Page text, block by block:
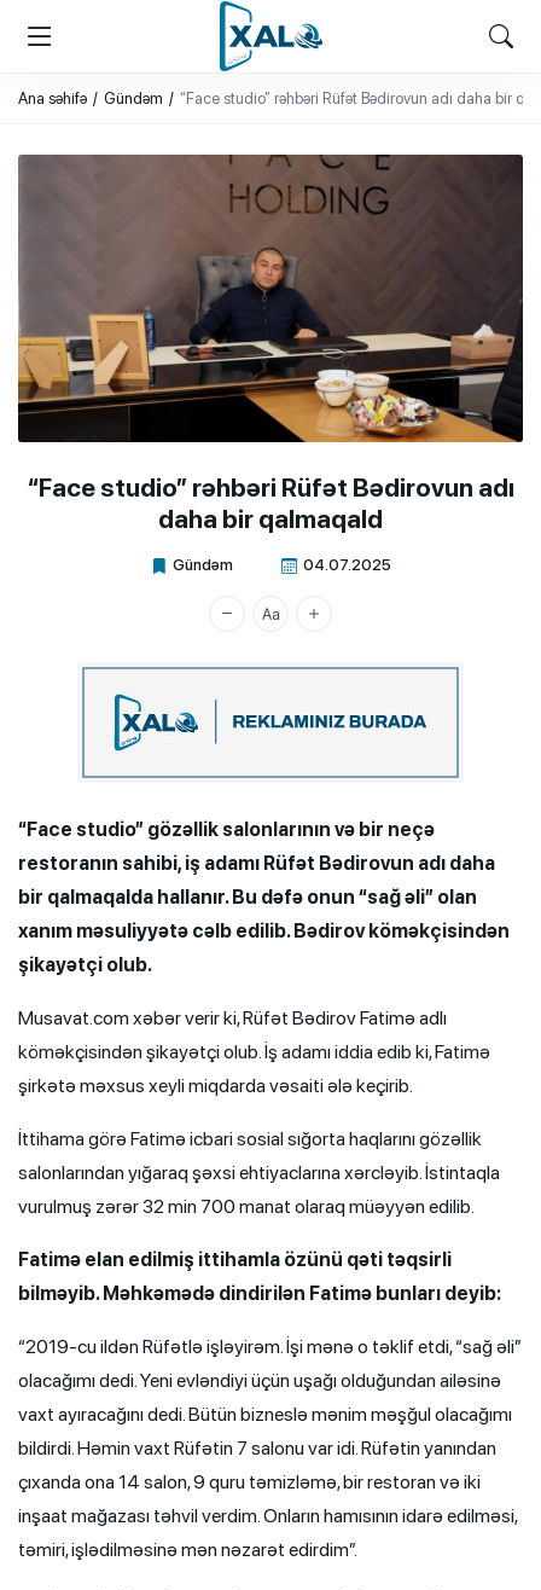
XALQ.ONLINE
ONLAYN PLATFORMA
Ana səhifə Gündəm “Face studio” rəhbəri Rüfət Bədirovun adı daha bir
“Face studio” rəhbəri Rüfət Bədirovun adı
daha bir qalmaqald
Gündəm 04.07.2025
Xalq.Online
“Face studio” gözəllik salonlarının və bir neçə
restoranın sahibi, iş adamı Rüfət Bədirovun adı daha
bir qalmaqalda hallanır. Bu dəfə onun “sağ əli” olan
xanım məsuliyyətə cəlb edilib. Bədirov köməkçisindən
şikayətçi olub.
Musavat.com xəbər verir ki, Rüfət Bədirov Fatimə adlı
köməkçisindən şikayətçi olub. İş adamı iddia edib ki, Fatimə
şirkətə məxsus xeyli miqdarda vəsaiti ələ keçirib.
İttihama görə Fatimə icbari sosial sığorta haqlarını gözəllik
salonlarından yığaraq şəxsi ehtiyaclarına xərcləyib. İstintaqla
vurulmuş zərər 32 min 700 manat olaraq müəyyən edilib.
Fatimə elan edilmiş ittihamla özünü qəti təqsirli
bilməyib. Məhkəmədə dindirilən Fatimə bunları deyib:
“2019-cu ildən Rüfətlə işləyirəm. İşi mənə o təklif etdi, “sağ əli”
olacağımı dedi. Yeni evləndiyi üçün uşağı olduğundan ailəsinə
vaxt ayıracağını dedi. Bütün bizneslə mənim məşğul olacağımı
bildirdi. Həmin vaxt Rüfətin 7 salonu var idi. Rüfətin yanından
çıxanda ona 14 salon, 9 quru təmizləmə, bir restoran və iki
inşaat mağazası təhvil verdim. Onların hamısının idarə edilməsi,
təmiri, işlədilməsinə mən nəzarət edirdim”.